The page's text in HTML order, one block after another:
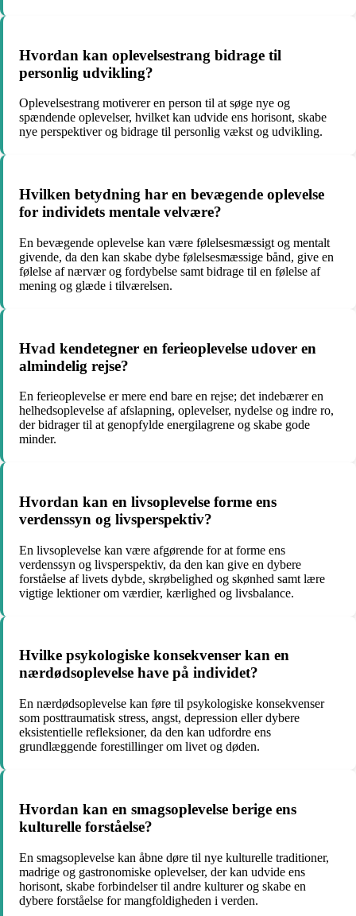
Hvordan kan oplevelsestrang bidrage til
personlig udvikling?
Oplevelsestrang motiverer en person til at søge nye og
spændende oplevelser, hvilket kan udvide ens horisont, skabe
nye perspektiver og bidrage til personlig vækst og udvikling.
Hvilken betydning har en bevægende oplevelse
for individets mentale velvære?
En bevægende oplevelse kan være følelsesmæssigt og mentalt
givende, da den kan skabe dybe følelsesmæssige bånd, give en
følelse af nærvær og fordybelse samt bidrage til en følelse af
mening og glæde i tilværelsen.
Hvad kendetegner en ferieoplevelse udover en
almindelig rejse?
En ferieoplevelse er mere end bare en rejse; det indebærer en
helhedsoplevelse af afslapning, oplevelser, nydelse og indre ro,
der bidrager til at genopfylde energilagrene og skabe gode
minder.
Hvordan kan en livsoplevelse forme ens
verdenssyn og livsperspektiv?
En livsoplevelse kan være afgørende for at forme ens
verdenssyn og livsperspektiv, da den kan give en dybere
forståelse af livets dybde, skrøbelighed og skønhed samt lære
vigtige lektioner om værdier, kærlighed og livsbalance.
Hvilke psykologiske konsekvenser kan en
nærdødsoplevelse have på individet?
En nærdødsoplevelse kan føre til psykologiske konsekvenser
som posttraumatisk stress, angst, depression eller dybere
eksistentielle refleksioner, da den kan udfordre ens
grundlæggende forestillinger om livet og døden.
Hvordan kan en smagsoplevelse berige ens
kulturelle forståelse?
En smagsoplevelse kan åbne døre til nye kulturelle traditioner,
madrige og gastronomiske oplevelser, der kan udvide ens
horisont, skabe forbindelser til andre kulturer og skabe en
dybere forståelse for mangfoldigheden i verden.